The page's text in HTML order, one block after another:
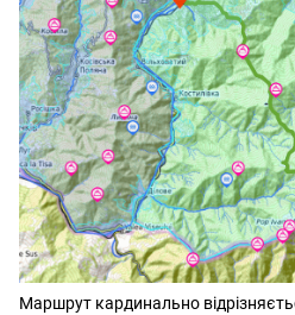
Маршрут кардинально